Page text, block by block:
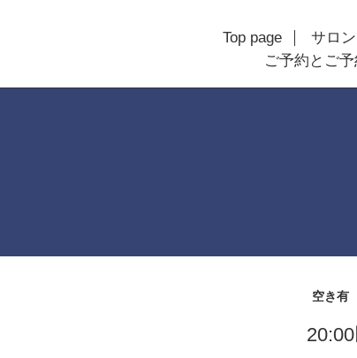
Top page サロ
ご予約とご
空き有